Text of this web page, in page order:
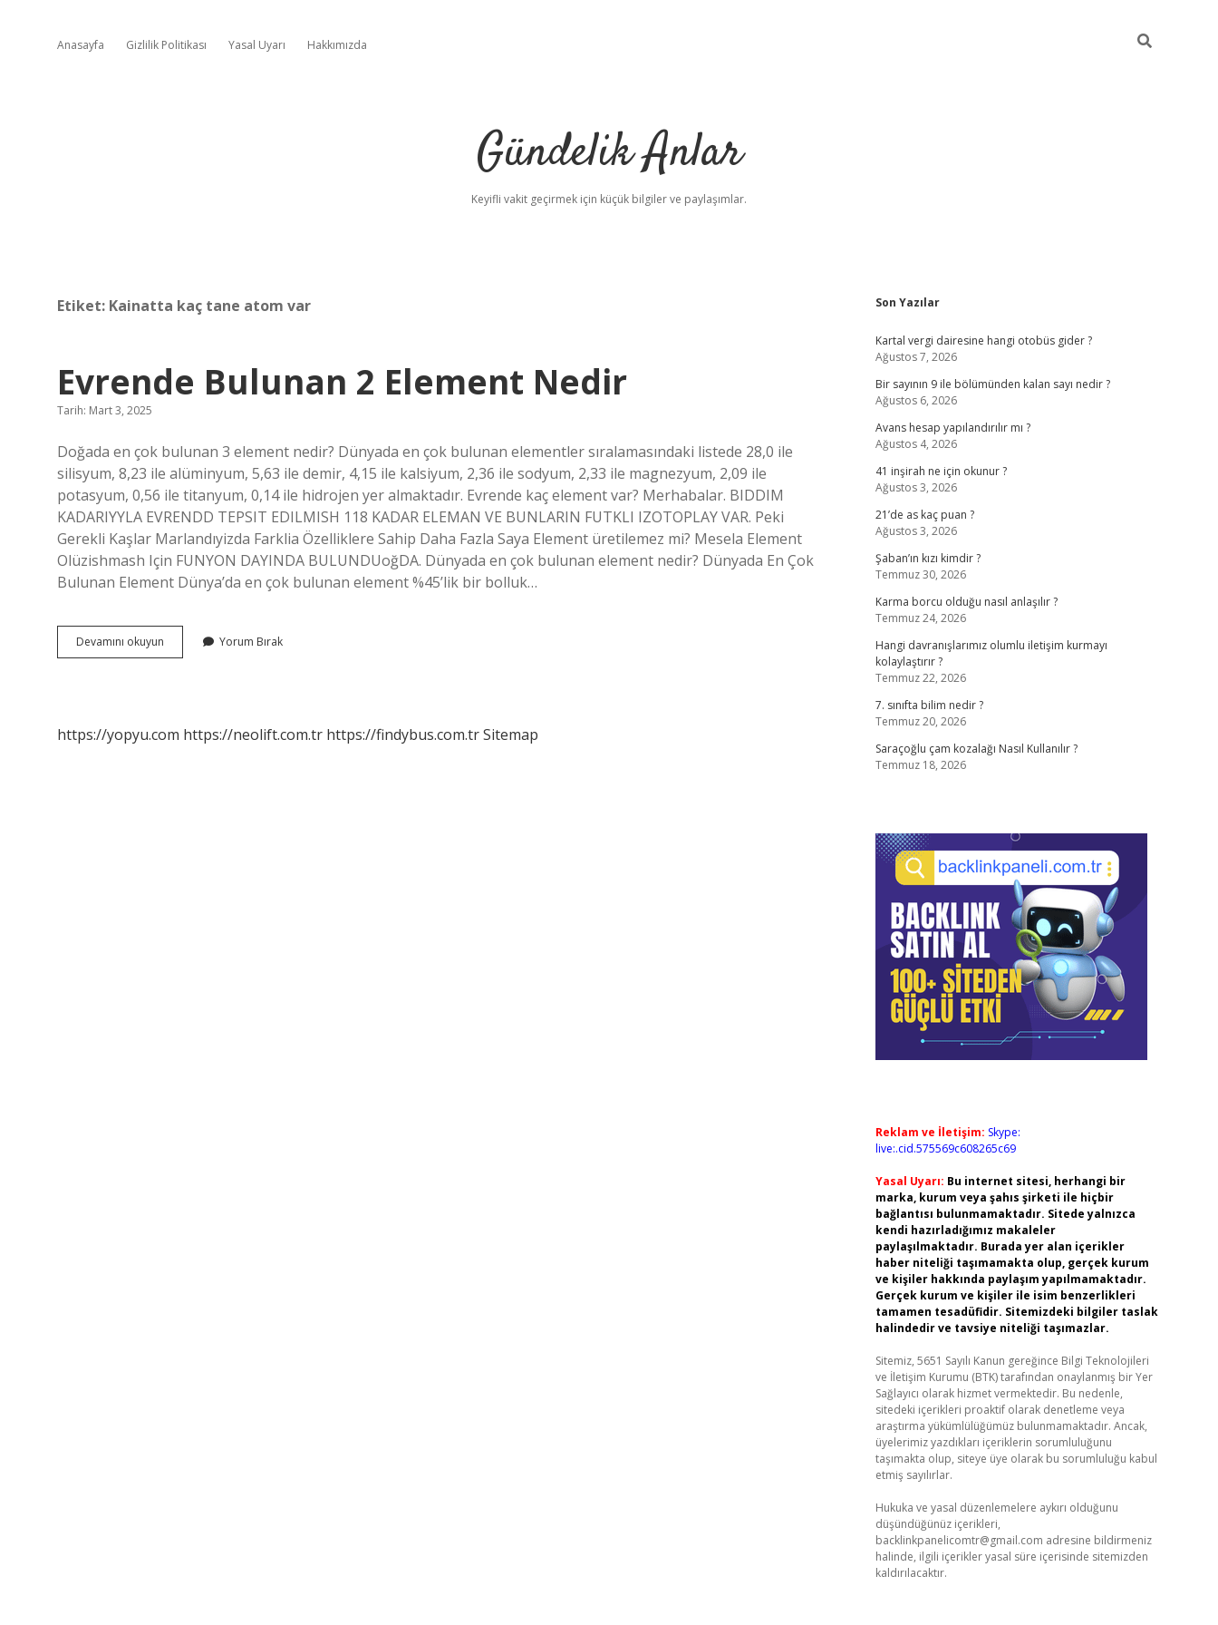
Anasayfa Gizlilik Politikası Yasal Uyarı Hakkımızda
Gündelik Anlar
Keyifli vakit geçirmek için küçük bilgiler ve paylaşımlar.
Etiket: Kainatta kaç tane atom var
Evrende Bulunan 2 Element Nedir
Tarih: Mart 3, 2025
Doğada en çok bulunan 3 element nedir? Dünyada en çok bulunan elementler sıralamasındaki listede 28,0 ile
silisyum, 8,23 ile alüminyum, 5,63 ile demir, 4,15 ile kalsiyum, 2,36 ile sodyum, 2,33 ile magnezyum, 2,09 ile
potasyum, 0,56 ile titanyum, 0,14 ile hidrojen yer almaktadır. Evrende kaç element var? Merhabalar. BIDDIM
KADARIYYLA EVRENDD TEPSIT EDILMISH 118 KADAR ELEMAN VE BUNLARIN FUTKLI IZOTOPLAY VAR. Peki
Gerekli Kaşlar Marlandıyizda Farklia Özelliklere Sahip Daha Fazla Saya Element üretilemez mi? Mesela Element
Olüzishmash Için FUNYON DAYINDA BULUNDUoğDA. Dünyada en çok bulunan element nedir? Dünyada En Çok
Bulunan Element Dünya’da en çok bulunan element %45’lik bir bolluk…
Devamını okuyun Evrende
Bulunan
Yorum Bırak
https://yopyu.com https://neolift.com.tr https://findybus.com.trSitemap
Sidebar
Son Yazılar
Kartal vergi dairesine hangi otobüs gider ?
Ağustos 7, 2026
Bir sayının 9 ile bölümünden kalan sayı nedir ?
Ağustos 6, 2026
Avans hesap yapılandırılır mı ?
Ağustos 4, 2026
41 inşirah ne için okunur ?
Ağustos 3, 2026
21’de as kaç puan ?
Ağustos 3, 2026
Şaban’ın kızı kimdir ?
Temmuz 30, 2026
Karma borcu olduğu nasıl anlaşılır ?
Temmuz 24, 2026
Hangi davranışlarımız olumlu iletişim kurmayı
kolaylaştırır ?
Temmuz 22, 2026
7. sınıfta bilim nedir ?
Temmuz 20, 2026
Saraçoğlu çam kozalağı Nasıl Kullanılır ?
Temmuz 18, 2026
Reklam ve İletişim: Skype:
live:.cid.575569c608265c69
Yasal Uyarı: Bu internet sitesi, herhangi bir
marka, kurum veya şahıs şirketi ile hiçbir
bağlantısı bulunmamaktadır. Sitede yalnızca
kendi hazırladığımız makaleler
paylaşılmaktadır. Burada yer alan içerikler
haber niteliği taşımamakta olup, gerçek kurum
ve kişiler hakkında paylaşım yapılmamaktadır.
Gerçek kurum ve kişiler ile isim benzerlikleri
tamamen tesadüfidir. Sitemizdeki bilgiler taslak
halindedir ve tavsiye niteliği taşımazlar.
Sitemiz, 5651 Sayılı Kanun gereğince Bilgi Teknolojileri
ve İletişim Kurumu (BTK) tarafından onaylanmış bir Yer
Sağlayıcı olarak hizmet vermektedir. Bu nedenle,
sitedeki içerikleri proaktif olarak denetleme veya
araştırma yükümlülüğümüz bulunmamaktadır. Ancak,
üyelerimiz yazdıkları içeriklerin sorumluluğunu
taşımakta olup, siteye üye olarak bu sorumluluğu kabul
etmiş sayılırlar.
Hukuka ve yasal düzenlemelere aykırı olduğunu
düşündüğünüz içerikleri,
backlinkpanelicomtr@gmail.com adresine bildirmeniz
halinde, ilgili içerikler yasal süre içerisinde sitemizden
kaldırılacaktır.